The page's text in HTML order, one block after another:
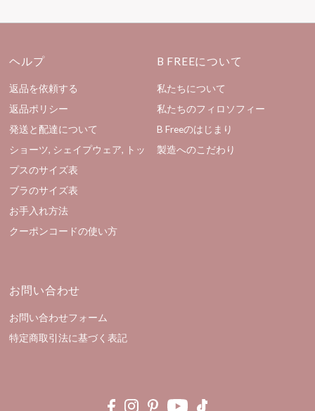
ヘルプ
返品を依頼する
返品ポリシー
発送と配達について
ショーツ, シェイプウェア, トッ
プスのサイズ表
ブラのサイズ表
お手入れ方法
クーポンコードの使い方
B FREEについて
私たちについて
私たちのフィロソフィー
B Freeのはじまり
製造へのこだわり
お問い合わせ
お問い合わせフォーム
特定商取引法に基づく表記